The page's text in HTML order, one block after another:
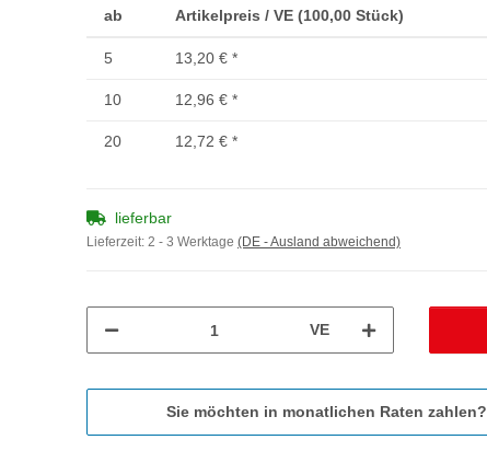
ab Artikelpreis / VE (100,00 Stück)
5 13,20 € *
10 12,96 € *
20 12,72 € *
lieferbar
Lieferzeit: 2 - 3 Werktage (DE - Ausland abweichend)
VE
Sie möchten in monatlichen Raten zahlen?